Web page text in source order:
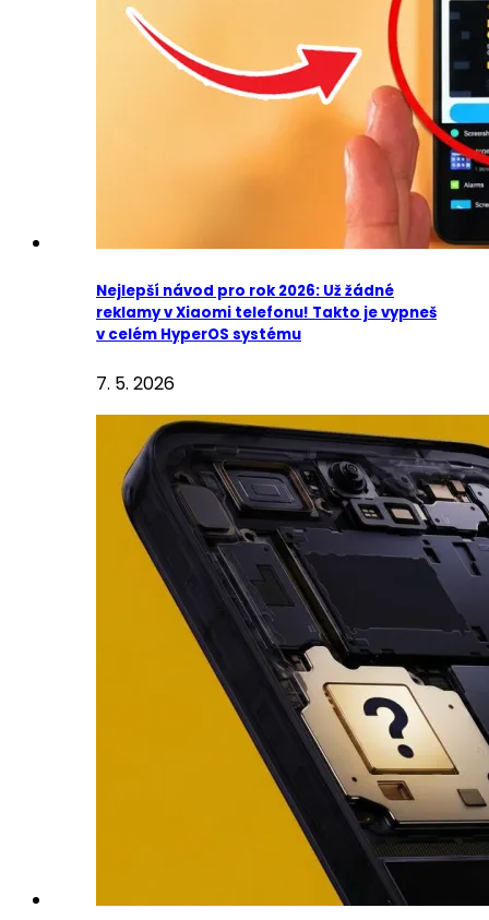
Nejlepší návod pro rok 2026: Už žádné
reklamy v Xiaomi telefonu! Takto je vypneš
v celém HyperOS systému
7. 5. 2026